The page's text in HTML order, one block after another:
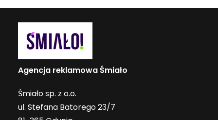
Agencja reklamowa Śmiało
Śmiało sp. z o.o.
ul. Stefana Batorego 23/7